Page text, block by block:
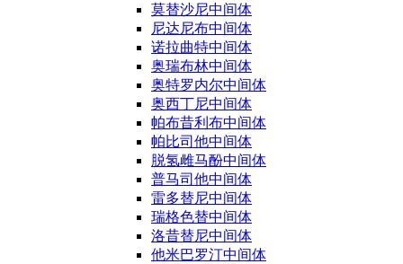
莫替沙尼中间体
尼达尼布中间体
诺拉曲特中间体
奥瑞布林中间体
奥特罗内尔中间体
奥西丁尼中间体
帕布昔利布中间体
帕比司他中间体
脱氢雌马酚中间体
普马司他中间体
雷多替尼中间体
瑞格色替中间体
洛昔替尼中间体
他米巴罗汀中间体